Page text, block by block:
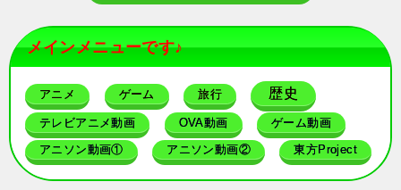
メインメニューです♪
アニメ ゲーム 旅行 歴史
テレビアニメ動画 OVA動画 ゲーム動画
アニソン動画① アニソン動画② 東方Project